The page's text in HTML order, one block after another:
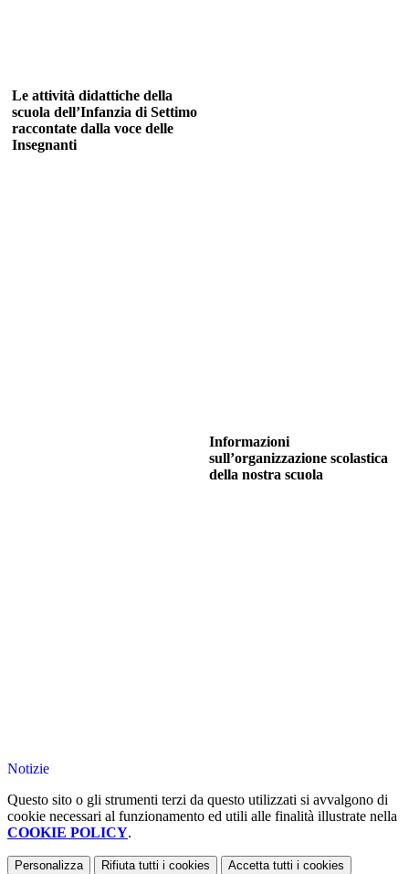
Le attività didattiche della
scuola dell’Infanzia di Settimo
raccontate dalla voce delle
Insegnanti
Informazioni
sull’organizzazione scolastica
della nostra scuola
Notizie
Questo sito o gli strumenti terzi da questo utilizzati si avvalgono di
cookie necessari al funzionamento ed utili alle finalità illustrate nella
COOKIE POLICY.
Personalizza Rifiuta tutti i cookies Accetta tutti i cookies